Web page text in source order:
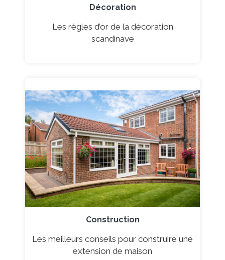
Décoration
Les règles d’or de la décoration
scandinave
Construction
Les meilleurs conseils pour construire une
extension de maison